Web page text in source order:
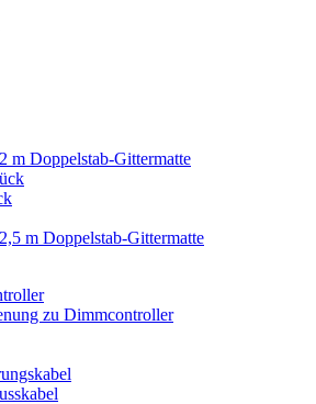
m Doppelstab-Gittermatte
m Doppelstab-Gittermatte
zu Dimmcontroller